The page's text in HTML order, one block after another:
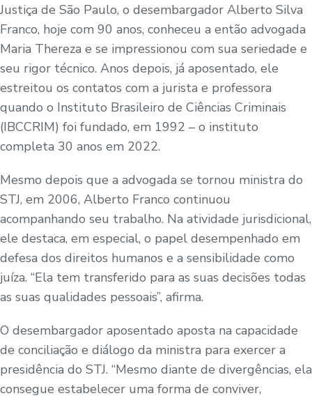
Justiça de São Paulo, o desembargador Alberto Silva
Franco, hoje com 90 anos, conheceu a então advogada
Maria Thereza e se impressionou com sua seriedade e
seu rigor técnico. Anos depois, já aposentado, ele
estreitou os contatos com a jurista e professora
quando o Instituto Brasileiro de Ciências Criminais
(IBCCRIM) foi fundado, em 1992 – o instituto
completa 30 anos em 2022.
Mesmo depois que a advogada se tornou ministra do
STJ, em 2006, Alberto Franco continuou
acompanhando seu trabalho. Na atividade jurisdicional,
ele destaca, em especial, o papel desempenhado em
defesa dos direitos humanos e a sensibilidade como
juíza. “Ela tem transferido para as suas decisões todas
as suas qualidades pessoais”, afirma.
O desembargador aposentado aposta na capacidade
de conciliação e diálogo da ministra para exercer a
presidência do STJ. “Mesmo diante de divergências, ela
consegue estabelecer uma forma de conviver,